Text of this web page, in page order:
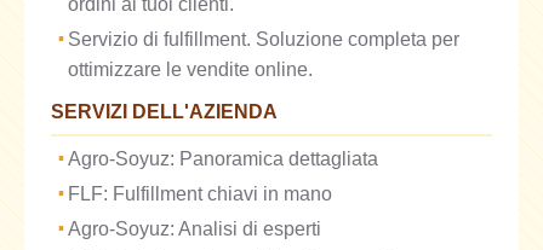
ordini ai tuoi clienti.
Servizio di fulfillment. Soluzione completa per
ottimizzare le vendite online.
SERVIZI DELL'AZIENDA
Agro-Soyuz: Panoramica dettagliata
FLF: Fulfillment chiavi in mano
Agro-Soyuz: Analisi di esperti